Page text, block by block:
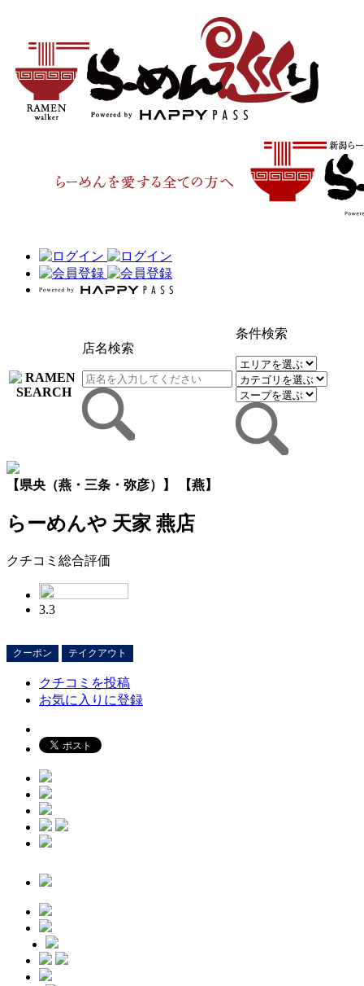
店名検索
条件検索
【県央（燕・三条・弥彦）】 【燕】
らーめんや 天家 燕店
クチコミ総合評価
3.3
クーポン テイクアウト
クチコミを投稿
お気に入りに登録